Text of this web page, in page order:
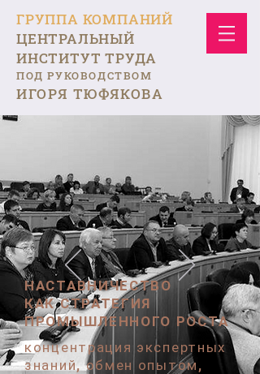
ГРУППА КОМПАНИЙ
ЦЕНТРАЛЬНЫЙ
ИНСТИТУТ ТРУДА
ПОД РУКОВОДСТВОМ
ИГОРЯ ТЮФЯКОВА
НАСТАВНИЧЕСТВО
КАК СТРАТЕГИЯ
ПРОМЫШЛЕННОГО РОСТА
концентрация экспертных
знаний, обмен опытом,